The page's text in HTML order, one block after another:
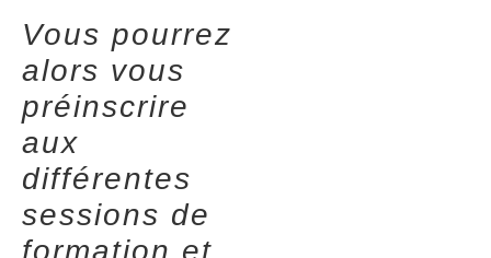
Vous pourrez
alors vous
préinscrire
aux
différentes
sessions de